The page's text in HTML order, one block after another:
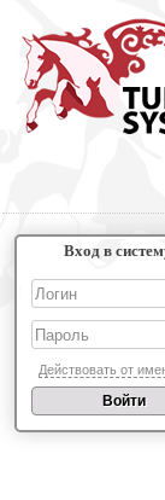
Вход в
Действовать от